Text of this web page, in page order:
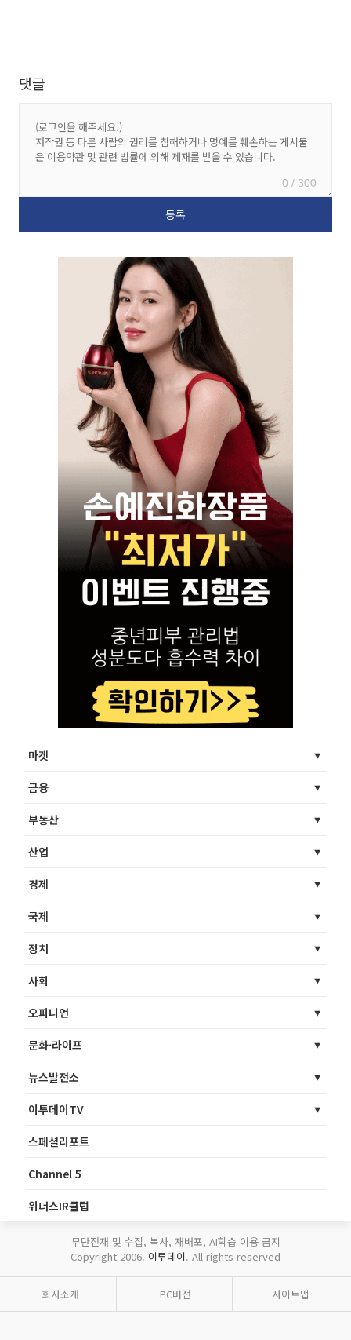
댓글
0 / 300
마켓
금융
부동산
산업
경제
국제
정치
사회
오피니언
문화·라이프
뉴스발전소
이투데이TV
스페셜리포트
Channel 5
위너스IR클럽
무단전재 및 수집, 복사, 재배포, AI학습 이용 금지
Copyright 2006. 이투데이. All rights reserved
회사소개 PC버전 사이트맵